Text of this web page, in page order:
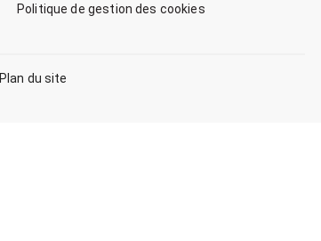
Politique de gestion des cookies
Plan du site